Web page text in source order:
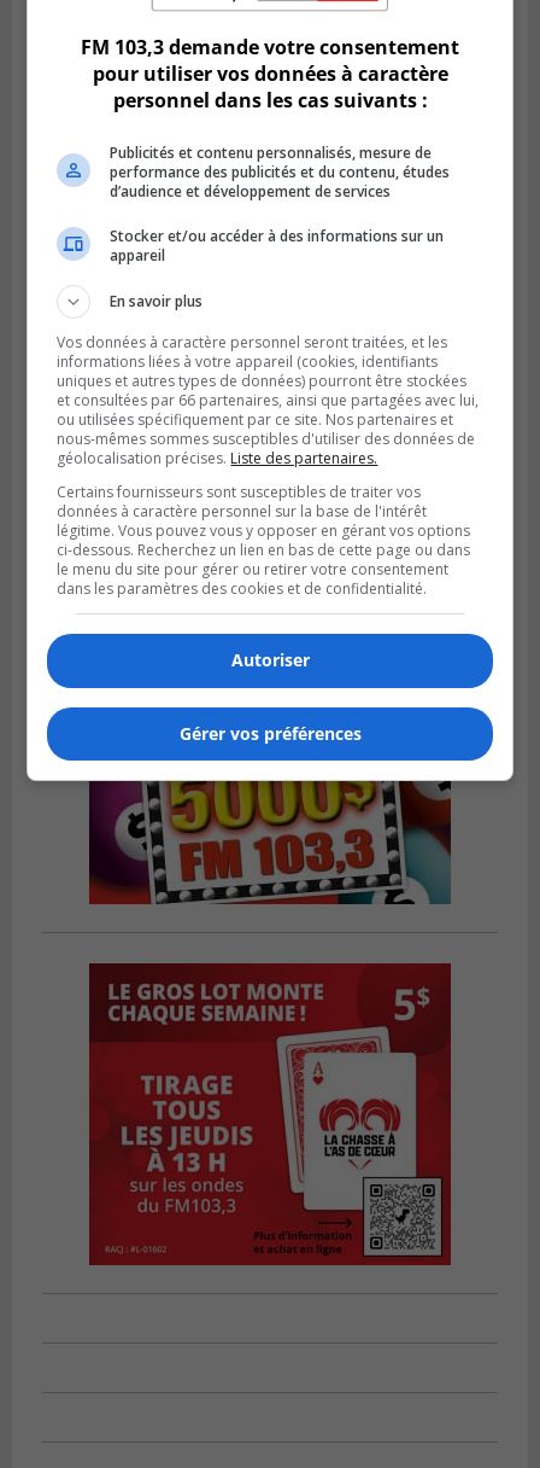
LA PRAIRIE
Publié le 5 août 2026 à 11h59
jusqu’en avril 2027
VIEUX-LONGUEUIL
Publié le 5 août 2026 à 09h30
Lysa Bélaicha assure les services aux
citoyens du district Michel‑Chartrand
FM 103,3 demande votre consentement
pour utiliser vos données à caractère
personnel dans les cas suivants :
Publicités et contenu personnalisés, mesure de
performance des publicités et du contenu, études
d’audience et développement de services
Stocker et/ou accéder à des informations sur un
appareil
En savoir plus
Vos données à caractère personnel seront traitées, et les
informations liées à votre appareil (cookies, identifiants
uniques et autres types de données) pourront être stockées
et consultées par 66 partenaires, ainsi que partagées avec lui,
ou utilisées spécifiquement par ce site. Nos partenaires et
nous-mêmes sommes susceptibles d'utiliser des données de
géolocalisation précises. Liste des partenaires.
Certains fournisseurs sont susceptibles de traiter vos
données à caractère personnel sur la base de l'intérêt
légitime. Vous pouvez vous y opposer en gérant vos options
ci-dessous. Recherchez un lien en bas de cette page ou dans
le menu du site pour gérer ou retirer votre consentement
dans les paramètres des cookies et de confidentialité.
Autoriser
Gérer vos préférences